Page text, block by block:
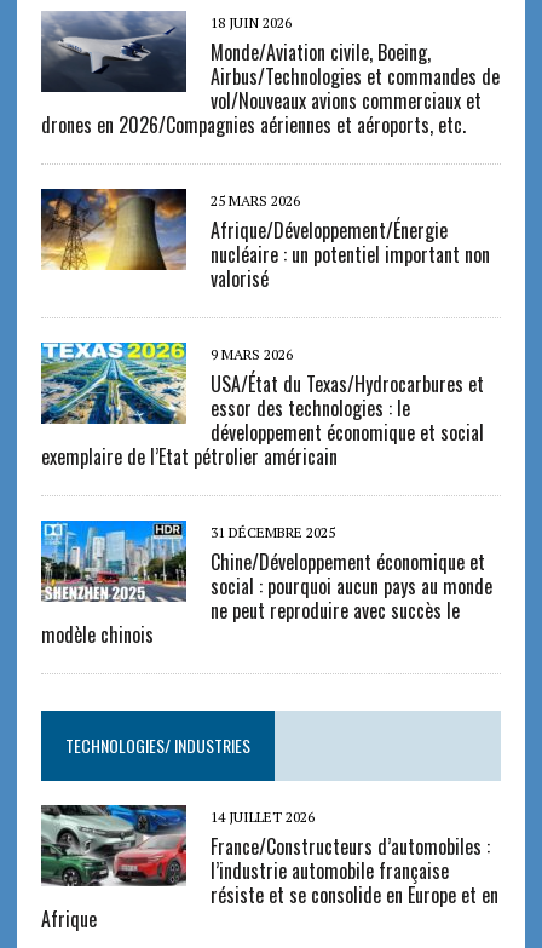
18 JUIN 2026
Monde/Aviation civile, Boeing,
Airbus/Technologies et commandes de
vol/Nouveaux avions commerciaux et
drones en 2026/Compagnies aériennes et aéroports, etc.
25 MARS 2026
Afrique/Développement/Énergie
nucléaire : un potentiel important non
valorisé
9 MARS 2026
USA/État du Texas/Hydrocarbures et
essor des technologies : le
développement économique et social
exemplaire de l’Etat pétrolier américain
31 DÉCEMBRE 2025
Chine/Développement économique et
social : pourquoi aucun pays au monde
ne peut reproduire avec succès le
modèle chinois
TECHNOLOGIES/ INDUSTRIES
14 JUILLET 2026
France/Constructeurs d’automobiles :
l’industrie automobile française
résiste et se consolide en Europe et en
Afrique